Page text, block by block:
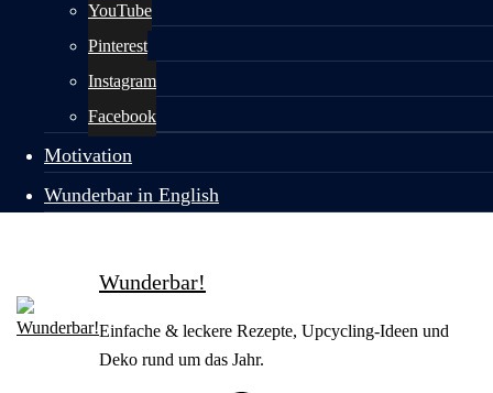
YouTube
Pinterest
Instagram
Facebook
Motivation
Wunderbar in English
Wunderbar!
Einfache & leckere Rezepte, Upcycling-Ideen und
Deko rund um das Jahr.